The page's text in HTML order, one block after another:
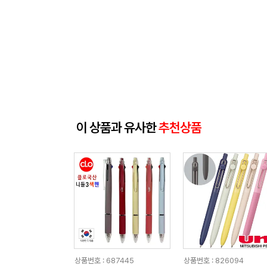
이 상품과 유사한추천상품
상품번호 : 687445
상품번호 : 826094